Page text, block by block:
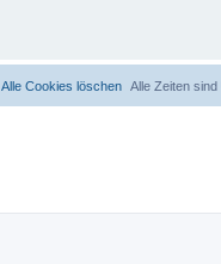
Alle Zeiten sind
Alle Cookies löschen